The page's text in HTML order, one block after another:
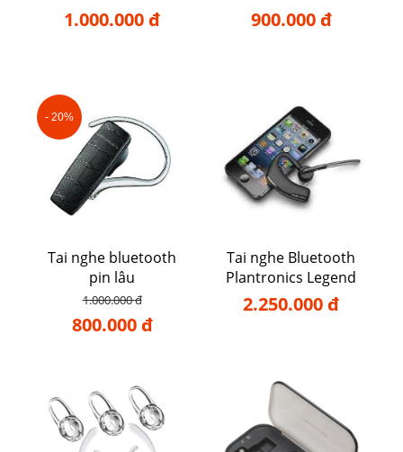
1.000.000 đ 900.000 đ
- 20%
Tai nghe bluetooth
pin lâu
1.000.000 đ
800.000 đ
Tai nghe Bluetooth
Plantronics Legend
2.250.000 đ